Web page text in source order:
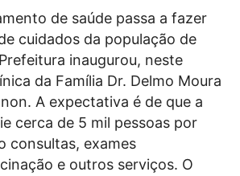
de saúde passa a fazer
cuidados da população de
inaugurou, neste
da Família Dr. Delmo Moura
A expectativa é de que a
cerca de 5 mil pessoas por
consultas, exames
e outros serviços. O